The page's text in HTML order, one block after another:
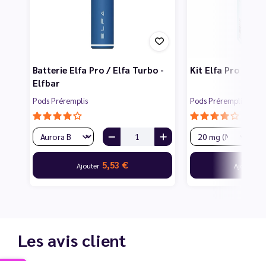
Batterie Elfa Pro / Elfa Turbo -
Elfbar
Pods Préremplis
Ajouter 5,53 €
Kit Elfa Pro -
Pods Préremplis
Ajouter
Les avis client